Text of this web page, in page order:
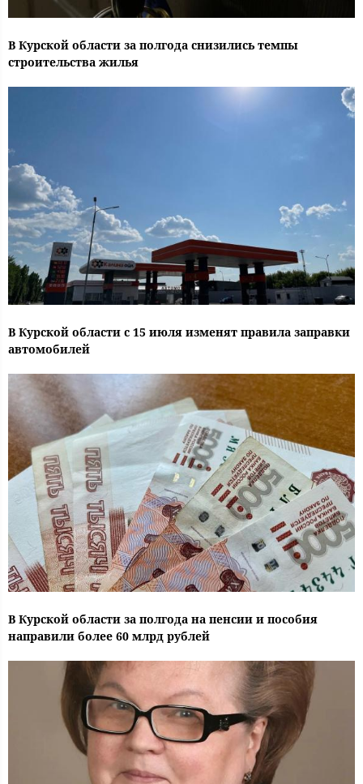
В Курской области за полгода снизились темпы
строительства жилья
В Курской области с 15 июля изменят правила заправки
автомобилей
В Курской области за полгода на пенсии и пособия
направили более 60 млрд рублей